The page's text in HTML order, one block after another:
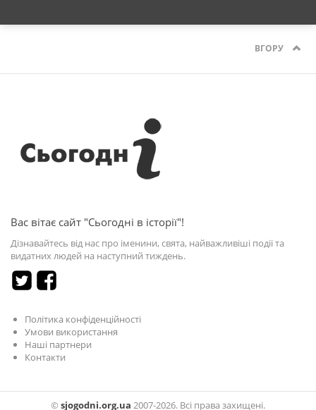
ВГОРУ
Вас вітає сайт "Сьогодні в історії"!
Дізнавайтесь від нас про іменини, свята, найважливіші події та
видатних людей на наступний тиждень.
Політика конфіденційності
Умови використання
Наші партнери
Контакти
© sjogodni.org.ua 2007-2026. Всі права захищені.